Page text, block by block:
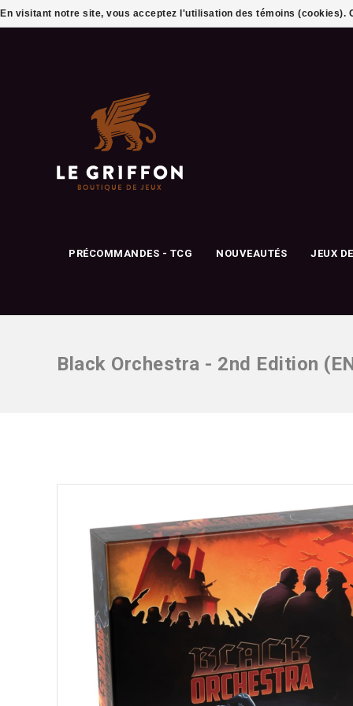
PRÉCOMMANDES - TCG NOUVEAUTÉS JEUX
Black Orchestra - 2nd Edition
En visitant notre site, vous acceptez l'utilisation des témoins